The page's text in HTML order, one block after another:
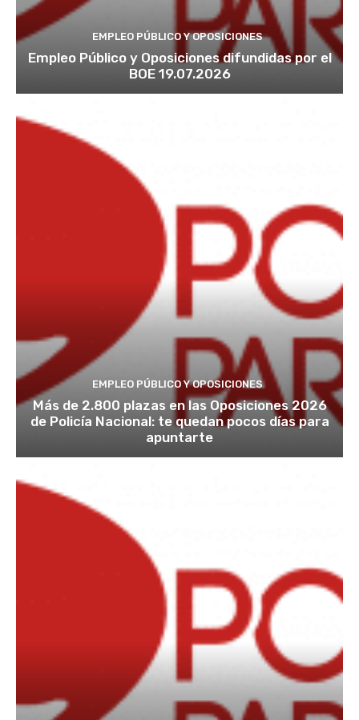
EMPLEO PÚBLICO Y OPOSICIONES
Empleo Público y Oposiciones difundidas por el
BOE 19.07.2026
EMPLEO PÚBLICO Y OPOSICIONES
Más de 2.800 plazas en las Oposiciones 2026
de Policía Nacional: te quedan pocos días para
apuntarte